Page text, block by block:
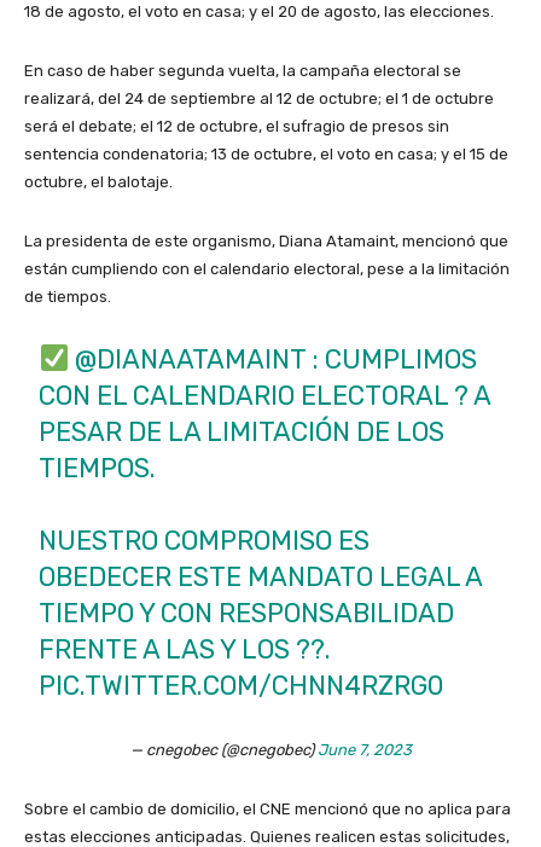
18 de agosto, el voto en casa; y el 20 de agosto, las elecciones.
En caso de haber segunda vuelta, la campaña electoral se
realizará, del 24 de septiembre al 12 de octubre; el 1 de octubre
será el debate; el 12 de octubre, el sufragio de presos sin
sentencia condenatoria; 13 de octubre, el voto en casa; y el 15 de
octubre, el balotaje.
La presidenta de este organismo, Diana Atamaint, mencionó que
están cumpliendo con el calendario electoral, pese a la limitación
de tiempos.
@DIANAATAMAINT : CUMPLIMOS
CON EL CALENDARIO ELECTORAL ?️ A
PESAR DE LA LIMITACIÓN DE LOS
TIEMPOS.
NUESTRO COMPROMISO ES
OBEDECER ESTE MANDATO LEGAL A
TIEMPO Y CON RESPONSABILIDAD
FRENTE A LAS Y LOS ??.
PIC.TWITTER.COM/CHNN4RZRG0
— cnegobec (@cnegobec)June 7, 2023
Sobre el cambio de domicilio, el CNE mencionó que no aplica para
estas elecciones anticipadas. Quienes realicen estas solicitudes,